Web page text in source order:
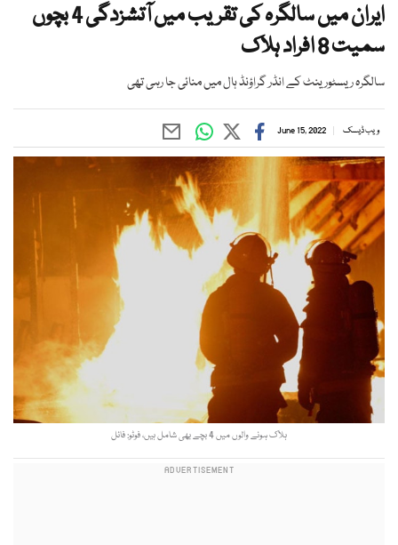
ایران میں سالگرہ کی تقریب میں آتشزدگی 4 بچوں
سمیت 8 افراد ہلاک
سالگرہ ریسٹورینٹ کے انڈر گراؤنڈ ہال میں منائی جا رہی تھی
ویب ڈیسک June 15, 2022
ہلاک ہونے والوں میں 4 بچے بھی شامل ہیں، فوٹو: فائل